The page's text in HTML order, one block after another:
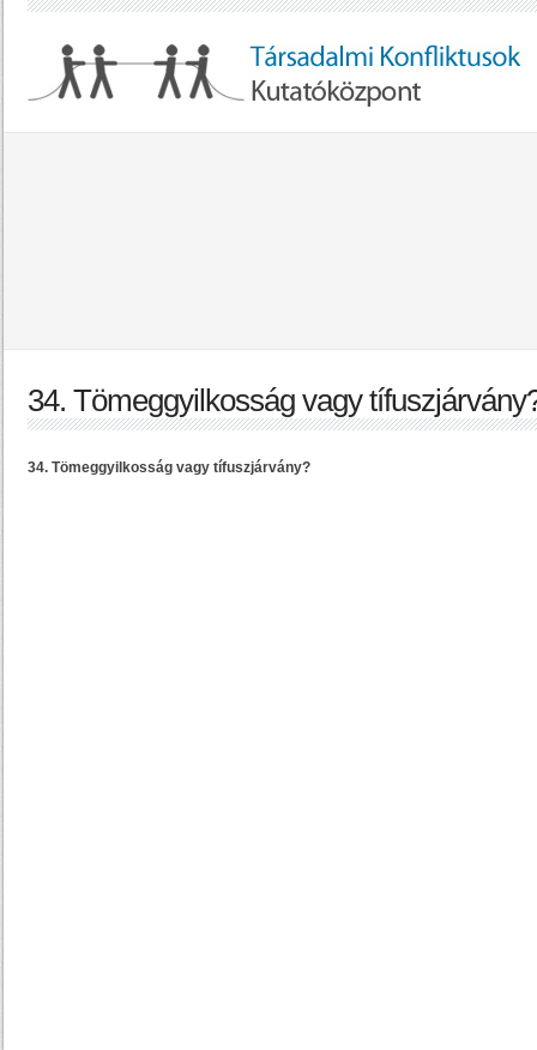
34. Tömeggyilkosság vagy
34. Tömeggyilkosság vagy tífuszjárvány?